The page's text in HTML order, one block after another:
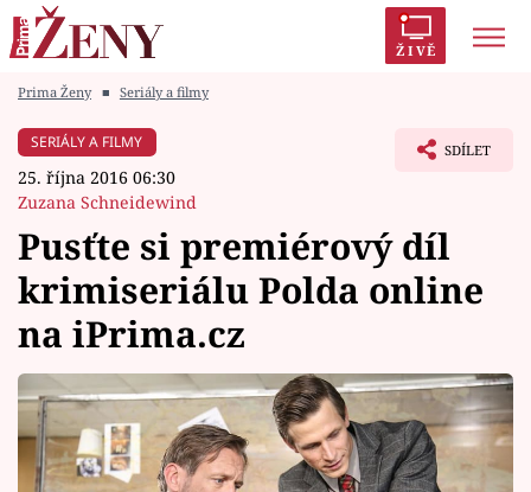
ŽIVĚ
Módní alarm
Témata
Celebrity
Vztahy
Seriály
Prima Ženy ■ Seriály a filmy
SERIÁLY A FILMY
25. října 2016 06:30
Zuzana Schneidewind
SDÍLET
Pusťte si premiérový díl
krimiseriálu Polda online
na iPrima.cz